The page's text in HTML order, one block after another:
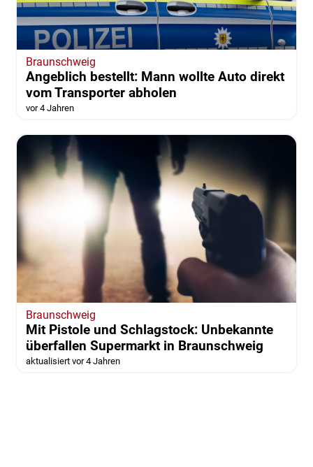
Braunschweig
Angeblich bestellt: Mann wollte Auto direkt
vom Transporter abholen
vor 4 Jahren
Braunschweig
Mit Pistole und Schlagstock: Unbekannte
überfallen Supermarkt in Braunschweig
aktualisiert vor 4 Jahren